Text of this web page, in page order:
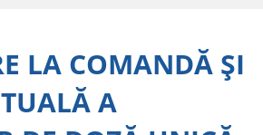
LA COMANDĂ ŞI
A